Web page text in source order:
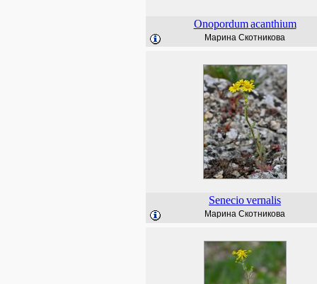
Onopordum acanthium
Марина Скотникова
Seneciovernalis
Марина Скотникова